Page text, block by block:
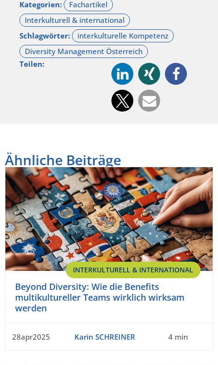
Kategorien:
Schlagwörter:
Teilen:
Ähnliche Beiträge
INTERKULTURELL & INTERNATIONAL
Beyond Diversity: Wie die Benefits
multikultureller Teams wirklich wirksam
werden
28apr2025 Karin SCHREINER 4 min